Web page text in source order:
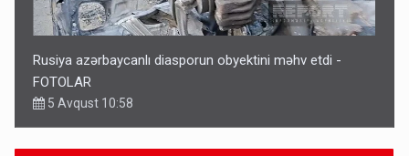
Rusiya azərbaycanlı diasporun obyektini məhv etdi -
FOTOLAR
5 Avqust 10:58